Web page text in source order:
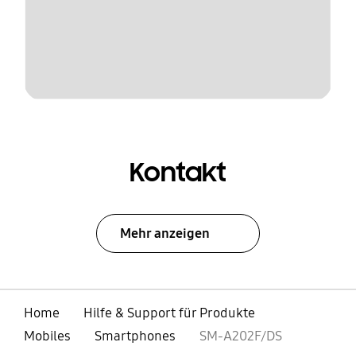
Kontakt
Mehr anzeigen
Home
Hilfe & Support für Produkte
Mobiles
Smartphones SM-A202F/DS